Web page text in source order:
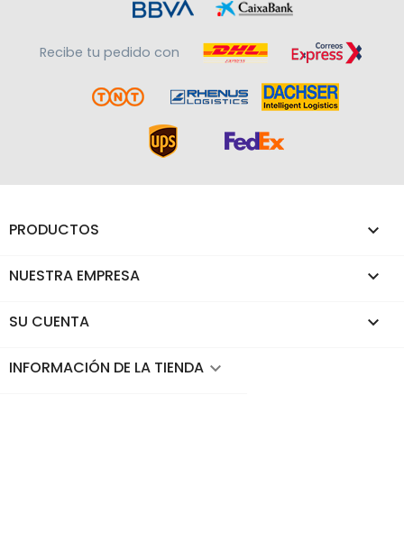
Recibe tu pedido con
PRODUCTOS 
NUESTRA EMPRESA 
SU CUENTA 
INFORMACIÓN DE LA TIENDA keyboard_arrow_down